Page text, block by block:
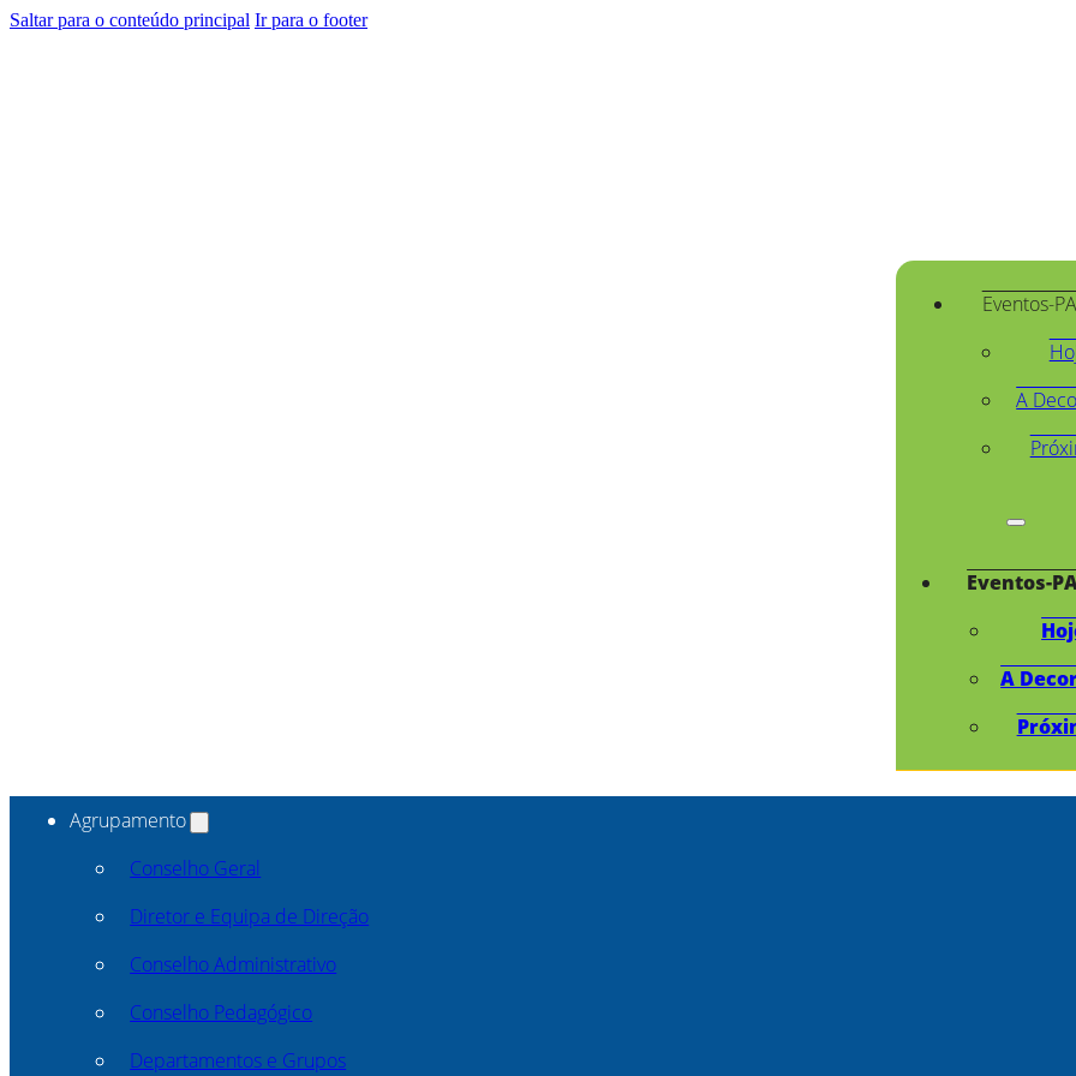
Saltar para o conteúdo principal Ir para o footer
Eventos-
A
Eventos-
A
Agrupamento
Conselho Geral
Diretor e Equipa de Direção
Conselho Administrativo
Conselho Pedagógico
Departamentos e Grupos